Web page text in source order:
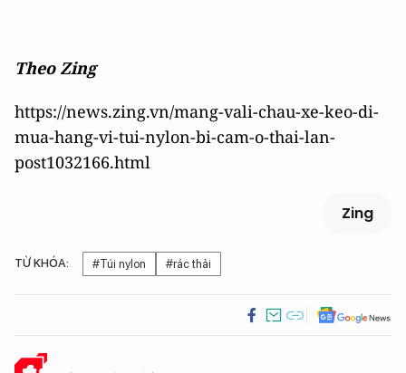
Theo Zing
https://news.zing.vn/mang-vali-chau-xe-keo-di-
mua-hang-vi-tui-nylon-bi-cam-o-thai-lan-
post1032166.html
Zing
TỪ KHÓA: #Túi nylon #rác thải